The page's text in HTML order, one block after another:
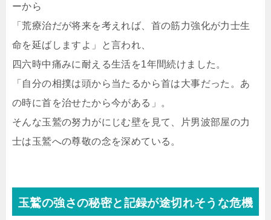
ーから
「荒療治だが将来を考えれば、首の筋力強化が力士生
命を延ばしますよ」と言われ、
四六時中痛みに耐える生活を1年間続けました。
「自分の相撲は頭から当たるから首は大事だった。あ
の時に首を治せたから今がある」。
そんな玉鷲の努力がにじむ壁を見て、片男波部屋の力
士は玉鷲への尊敬の念を深めている。
玉鷲の強さの秘密と記録が途切れそうな危機